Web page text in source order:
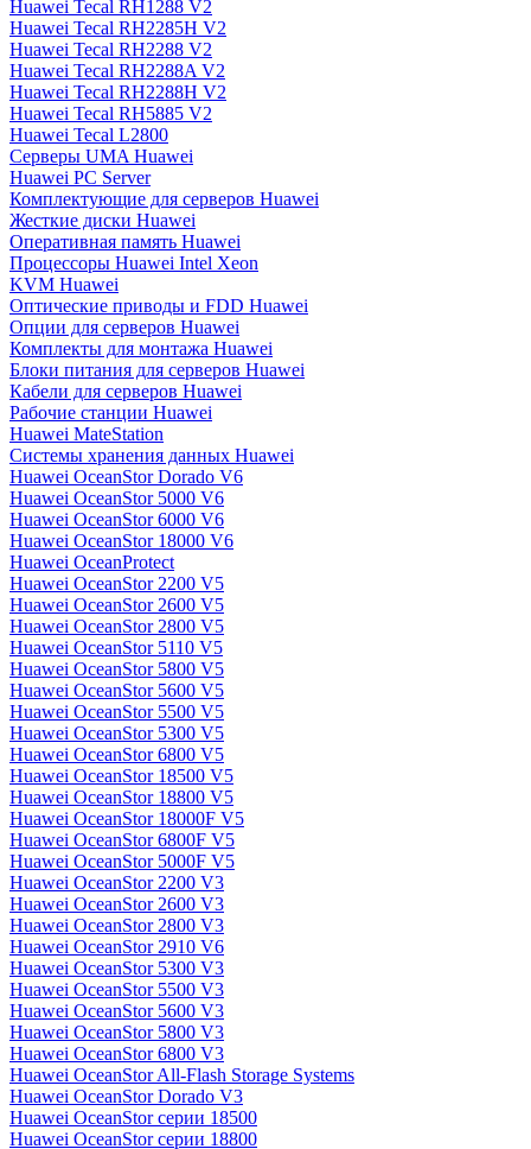
Huawei Tecal RH1288 V2
Huawei Tecal RH2285H V2
Huawei Tecal RH2288 V2
Huawei Tecal RH2288A V2
Huawei Tecal RH2288H V2
Huawei Tecal RH5885 V2
Huawei Tecal L2800
Серверы UMA Huawei
Huawei PC Server
Комплектующие для серверов Huawei
Жесткие диски Huawei
Оперативная память Huawei
Процессоры Huawei Intel Xeon
KVM Huawei
Оптические приводы и FDD Huawei
Опции для серверов Huawei
Комплекты для монтажа Huawei
Блоки питания для серверов Huawei
Кабели для серверов Huawei
Рабочие станции Huawei
Huawei MateStation
Системы хранения данных Huawei
Huawei OceanStor Dorado V6
Huawei OceanStor 5000 V6
Huawei OceanStor 6000 V6
Huawei OceanStor 18000 V6
Huawei OceanProtect
Huawei OceanStor 2200 V5
Huawei OceanStor 2600 V5
Huawei OceanStor 2800 V5
Huawei OceanStor 5110 V5
Huawei OceanStor 5800 V5
Huawei OceanStor 5600 V5
Huawei OceanStor 5500 V5
Huawei OceanStor 5300 V5
Huawei OceanStor 6800 V5
Huawei OceanStor 18500 V5
Huawei OceanStor 18800 V5
Huawei OceanStor 18000F V5
Huawei OceanStor 6800F V5
Huawei OceanStor 5000F V5
Huawei OceanStor 2200 V3
Huawei OceanStor 2600 V3
Huawei OceanStor 2800 V3
Huawei OceanStor 2910 V6
Huawei OceanStor 5300 V3
Huawei OceanStor 5500 V3
Huawei OceanStor 5600 V3
Huawei OceanStor 5800 V3
Huawei OceanStor 6800 V3
Huawei OceanStor All-Flash Storage Systems
Huawei OceanStor Dorado V3
Huawei OceanStor серии 18500
Huawei OceanStor серии 18800